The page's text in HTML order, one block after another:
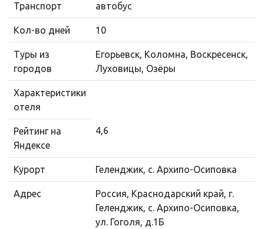
Транспорт автобус
Кол-во дней 10
Туры из
городов
Егорьевск, Коломна, Воскресенск,
Луховицы, Озёры
Характеристики
отеля
Рейтинг на
Яндексе
4,6
Курорт Геленджик, с. Архипо-Осиповка
Адрес
Россия, Краснодарский край, г.
Геленджик, с. Архипо-Осиповка,
ул. Гоголя, д.1Б